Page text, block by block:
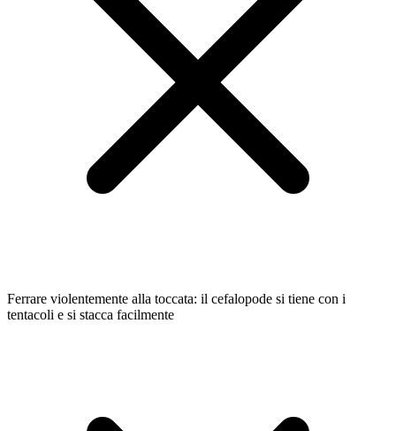
Ferrare violentemente alla toccata: il cefalopode si tiene con i
tentacoli e si stacca facilmente